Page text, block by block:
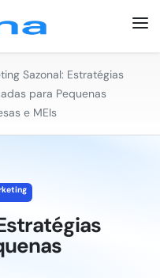
Sazonal: Estratégias
para Pequenas
e MEIs